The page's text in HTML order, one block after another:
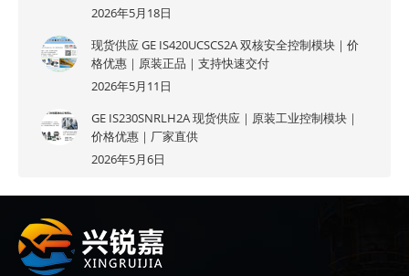
2026年5月18日
现货供应 GE IS420UCSCS2A 双核安全控制模块｜价
格优惠｜原装正品｜支持快速交付
2026年5月11日
GE IS230SNRLH2A 现货供应｜原装工业控制模块｜
价格优惠｜厂家直供
2026年5月6日